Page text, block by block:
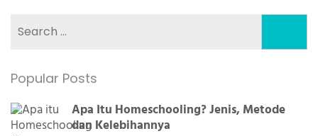
Popular Posts
Apa Itu Homeschooling? Jenis, Metode
dan Kelebihannya